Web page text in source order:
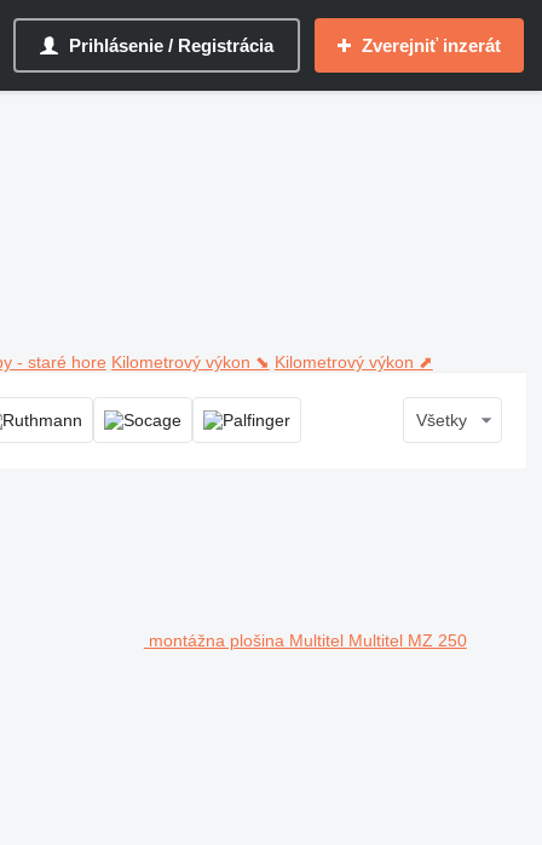
Prihlásenie / Registrácia Zverejniť inzerát
- staré hore Kilometrový výkon ⬊ Kilometrový výkon ⬈
Všetky
montážna plošina Multitel Multitel MZ 250